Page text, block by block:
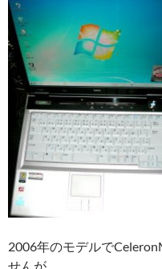
2006年のモデルで
せんが